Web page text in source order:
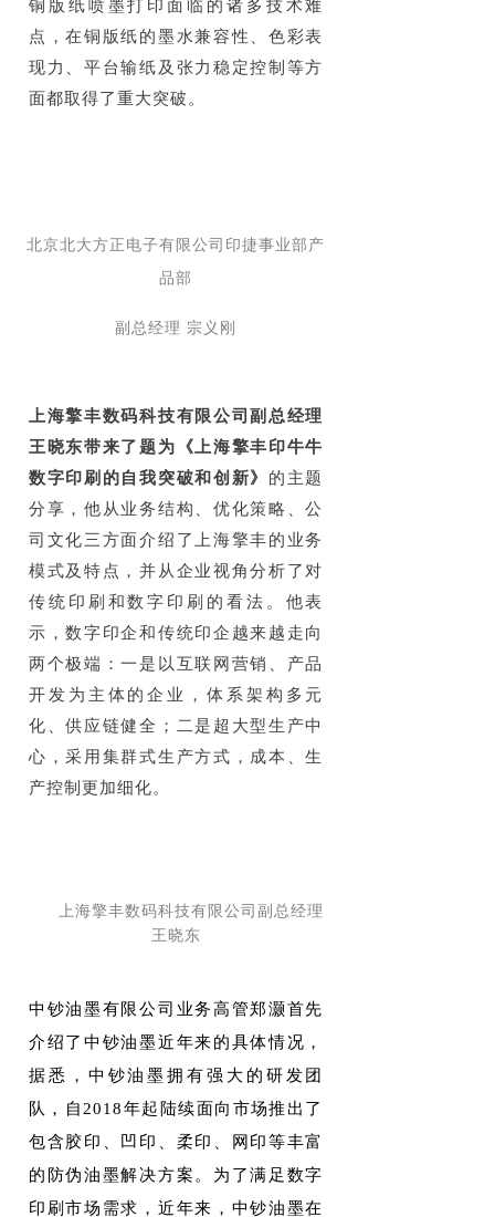
铜版纸喷墨打印面临的诸多技术难
点，在铜版纸的墨水兼容性、色彩表
现力、平台输纸及张力稳定控制等方
面都取得了重大突破。
北京北大方正电子有限公司印捷事业部产
品部
副总经理 宗义刚
上海擎丰数码科技有限公司副总经理
王晓东带来了题为《上海擎丰印牛牛
数字印刷的自我突破和创新》 的主题
分享，他从业务结构、优化策略、公
司文化三方面介绍了上海擎丰的业务
模式及特点，并从企业视角分析了对
传统印刷和数字印刷的看法。他表
示，数字印企和传统印企越来越走向
两个极端：一是以互联网营销、产品
开发为主体的企业，体系架构多元
化、供应链健全；二是超大型生产中
心，采用集群式生产方式，成本、生
产控制更加细化。
上海擎丰数码科技有限公司副总经理
王晓东
中钞油墨有限公司业务高管郑灏首先
介绍了中钞油墨近年来的具体情况，
据悉，中钞油墨拥有强大的研发团
队，自2018年起陆续面向市场推出了
包含胶印、凹印、柔印、网印等丰富
的防伪油墨解决方案。为了满足数字
印刷市场需求，近年来，中钞油墨在